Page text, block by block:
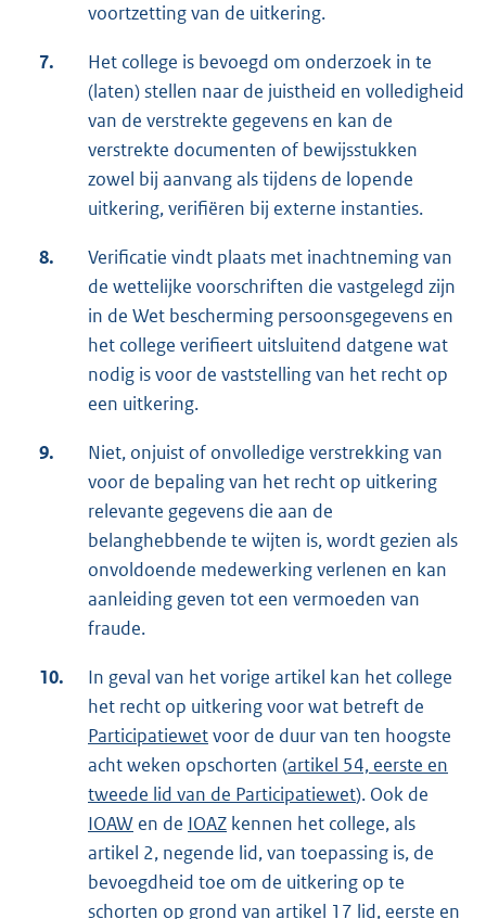
voortzetting van de uitkering.
7.
Het college is bevoegd om onderzoek in te
(laten) stellen naar de juistheid en volledigheid
van de verstrekte gegevens en kan de
verstrekte documenten of bewijsstukken
zowel bij aanvang als tijdens de lopende
uitkering, verifiëren bij externe instanties.
8.
Verificatie vindt plaats met inachtneming van
de wettelijke voorschriften die vastgelegd zijn
in de Wet bescherming persoonsgegevens en
het college verifieert uitsluitend datgene wat
nodig is voor de vaststelling van het recht op
een uitkering.
9.
Niet, onjuist of onvolledige verstrekking van
voor de bepaling van het recht op uitkering
relevante gegevens die aan de
belanghebbende te wijten is, wordt gezien als
onvoldoende medewerking verlenen en kan
aanleiding geven tot een vermoeden van
fraude.
10.
In geval van het vorige artikel kan het college
het recht op uitkering voor wat betreft de
Participatiewetvoor de duur van ten hoogste
acht weken opschorten (artikel 54, eerste en
tweede lid van de Participatiewet). Ook de
IOAW en de IOAZ kennen het college, als
artikel 2, negende lid, van toepassing is, de
bevoegdheid toe om de uitkering op te
schorten op grond van artikel 17 lid, eerste en